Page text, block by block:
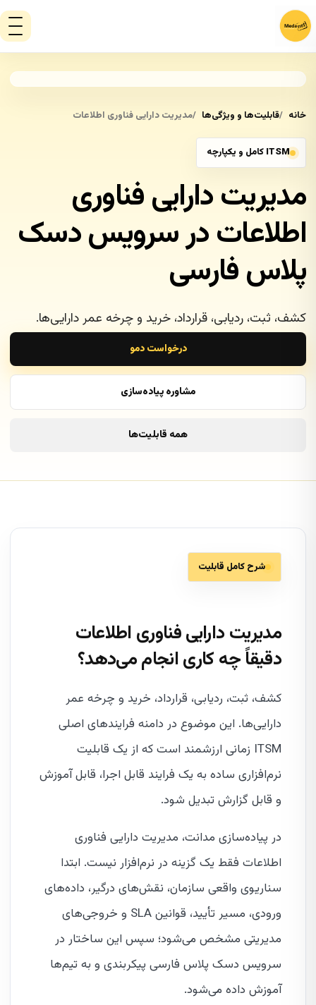
خانه قابلیت‌ها و ویژگی‌ها مدیریت دارایی فناوری اطلاعات
ITSM کامل و یکپارچه
مدیریت دارایی فناوری
اطلاعات در سرویس دسک
پلاس فارسی
کشف، ثبت، ردیابی، قرارداد، خرید و چرخه عمر دارایی‌ها.
درخواست دمو
مشاوره پیاده‌سازی
همه قابلیت‌ها
شرح کامل قابلیت
مدیریت دارایی فناوری اطلاعات
دقیقاً چه کاری انجام می‌دهد؟
کشف، ثبت، ردیابی، قرارداد، خرید و چرخه عمر
دارایی‌ها. این موضوع در دامنه فرایندهای اصلی
ITSM زمانی ارزشمند است که از یک قابلیت
نرم‌افزاری ساده به یک فرایند قابل اجرا، قابل آموزش
و قابل گزارش تبدیل شود.
در پیاده‌سازی مدانت، مدیریت دارایی فناوری
اطلاعات فقط یک گزینه در نرم‌افزار نیست. ابتدا
سناریوی واقعی سازمان، نقش‌های درگیر، داده‌های
ورودی، مسیر تأیید، قوانین SLA و خروجی‌های
مدیریتی مشخص می‌شود؛ سپس این ساختار در
سرویس دسک پلاس فارسی پیکربندی و به تیم‌ها
آموزش داده می‌شود.